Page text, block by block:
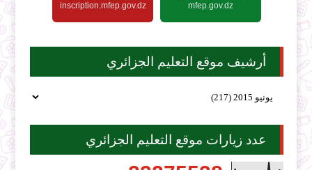
mfep.gov.dz
inscription.mfep.gov.dz
أرشيف موقع التعليم الجزائري
عدد زيارات موقع التعليم الجزائري